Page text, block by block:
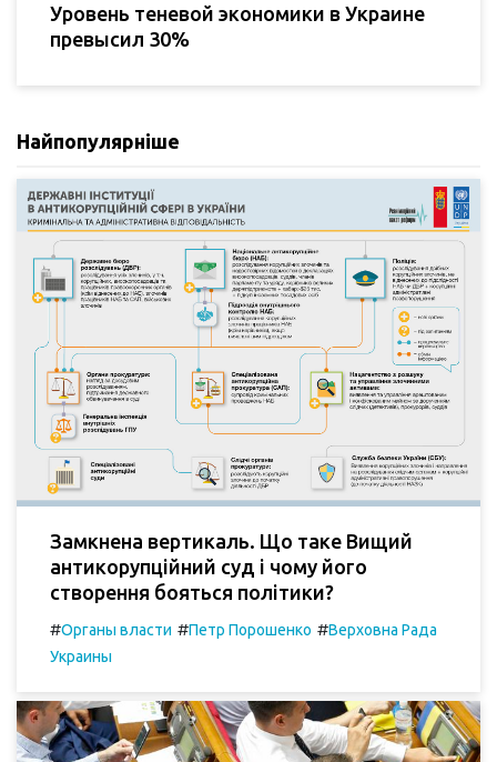
Уровень теневой экономики в Украине
превысил 30%
Найпопулярніше
Замкнена вертикаль. Що таке Вищий
антикорупційний суд і чому його
створення бояться політики?
#Органы власти #Петр Порошенко #Верховна Рада
Украины